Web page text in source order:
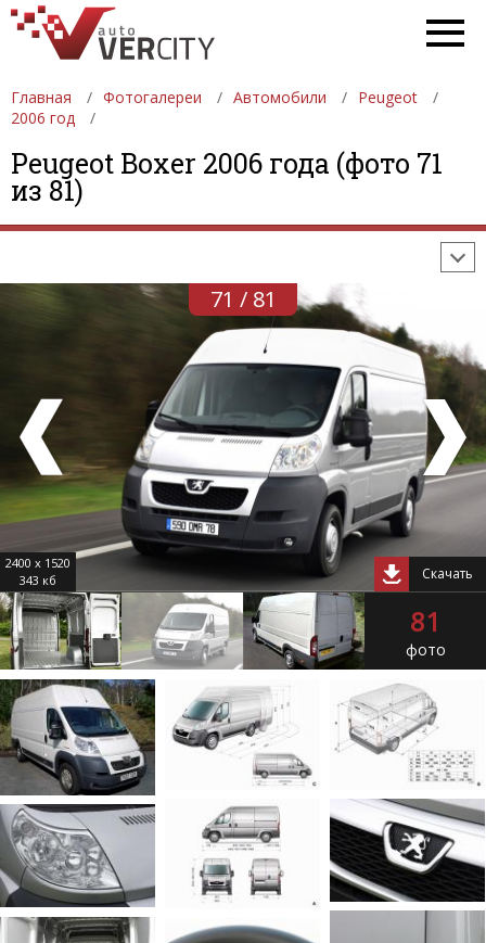
Главная Фотогалереи Автомобили
Peugeot
2006 год
Peugeot Boxer 2006 года (фото 71
из 81)
ФОТОГАЛЕРЕИ АВТОМОБИЛИ
ДЕВУШКИ
АВТОСАЛОНЫ
71 / 81
2400 x 1520
343 кб
Скачать
81
фото